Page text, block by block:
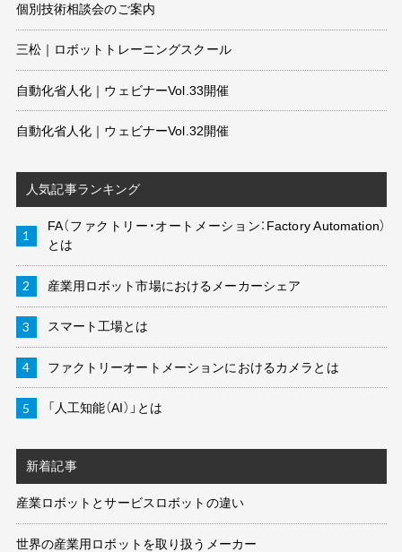
個別技術相談会のご案内
三松｜ロボットトレーニングスクール
自動化省人化｜ウェビナーVol.33開催
自動化省人化｜ウェビナーVol.32開催
人気記事ランキング
FA（ファクトリー・オートメーション：Factory Automation）
とは
産業用ロボット市場におけるメーカーシェア
スマート工場とは
ファクトリーオートメーションにおけるカメラとは
「人工知能（AI）」とは
新着記事
産業ロボットとサービスロボットの違い
世界の産業用ロボットを取り扱うメーカー